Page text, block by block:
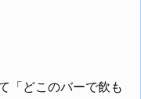
「どこのバーで飲も